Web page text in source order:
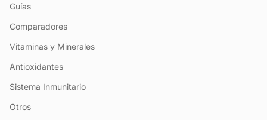
Guías
Comparadores
Vitaminas y Minerales
Antioxidantes
Sistema Inmunitario
Otros